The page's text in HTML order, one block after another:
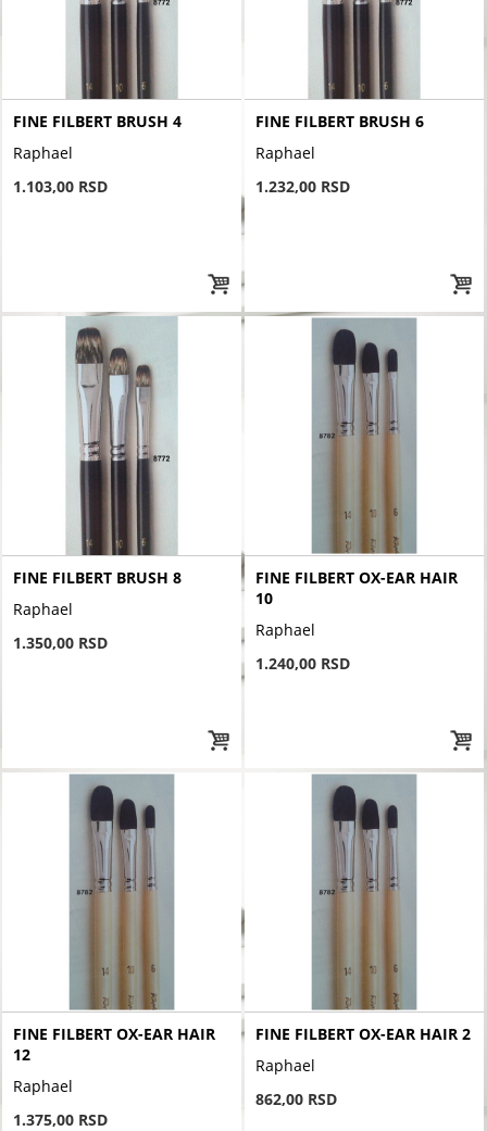
FINE FILBERT BRUSH 4
Raphael
1.103,00 RSD
FINE FILBERT BRUSH 6
Raphael
1.232,00 RSD
FINE FILBERT BRUSH 8
Raphael
1.350,00 RSD
FINE FILBERT OX-EAR HAIR
10
Raphael
1.240,00 RSD
FINE FILBERT OX-EAR HAIR
12
Raphael
1.375,00 RSD
FINE FILBERT OX-EAR HAIR 2
Raphael
862,00 RSD